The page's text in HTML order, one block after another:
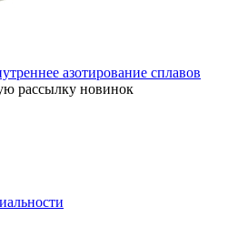
азотирование сплавов
рассылку новинок